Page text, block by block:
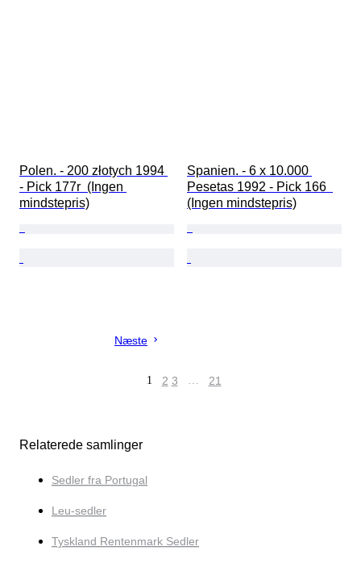
Polen. - 200 złotych 1994
- Pick 177r  (Ingen
mindstepris)
Spanien. - 6 x 10.000
Pesetas 1992 - Pick 166
(Ingen mindstepris)
Næste
1 2 3 … 21
Relaterede samlinger
Sedler fra Portugal
Leu-sedler
Tyskland Rentenmark Sedler